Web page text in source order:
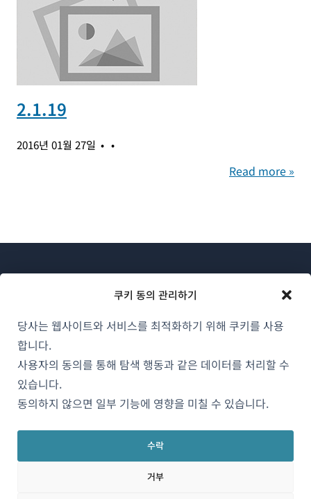
쿠키 동의 관리하기
당사는 웹사이트와 서비스를 최적화하기 위해 쿠키를 사용
합니다.
사용자의 동의를 통해 탐색 행동과 같은 데이터를 처리할 수
있습니다.
동의하지 않으면 일부 기능에 영향을 미칠 수 있습니다.
수락
거부
2.1.19
2016년 01월 27일
Read more »
한국어
WPML 소개
GDPR 및 개인정보 처리방침
창
열
(새
창
서
(새
창
에
서
열
(새
창
서